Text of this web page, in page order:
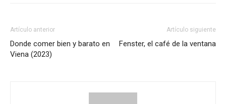
Artículo anterior
Donde comer bien y barato en
Viena (2023)
Artículo siguiente
Fenster, el café de la ventana